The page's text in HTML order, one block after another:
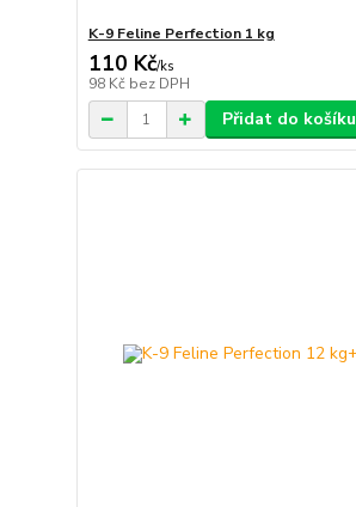
K-9 Feline Perfection 1 kg
110 Kč/ks
98 Kč bez DPH
Přidat do košíku